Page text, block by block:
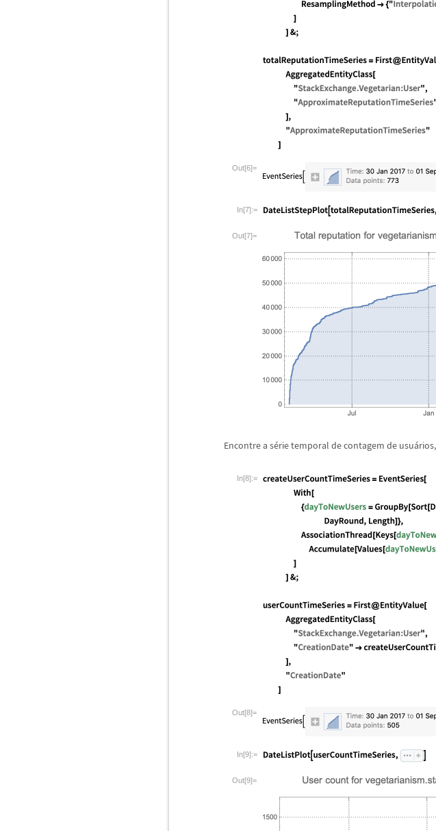
Out[6]=
In[7]:=
Out[7]=
Encontre a série temporal de contagem de usuá
In[8]:=
Out[8]=
In[9]:=
Out[9]=